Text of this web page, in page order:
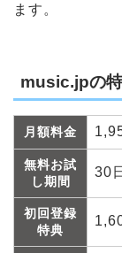
ます。
music.jpの
月額料金
無料お試
し期間
30
初回登録
特典